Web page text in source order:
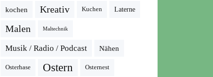
kochen Kreativ Kuchen Laterne
Malen Maltechnik
Musik / Radio / Podcast Nähen
Osterhase Ostern Osternest